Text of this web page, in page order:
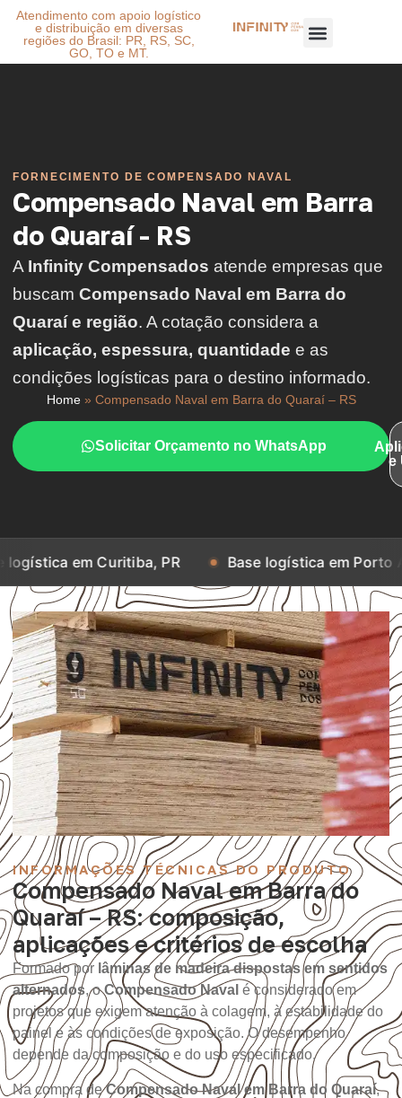
Atendimento com apoio logístico
e distribuição em diversas
regiões do Brasil: PR, RS, SC,
GO, TO e MT.
FORNECIMENTO DE COMPENSADO NAVAL
Compensado Naval em Barra
do Quaraí - RS
A Infinity Compensados atende empresas que
buscam Compensado Naval em Barra do
Quaraí e região. A cotação considera a
aplicação, espessura, quantidade e as
condições logísticas para o destino informado.
Home» Compensado Naval em Barra do Quaraí – RS
Solicitar Orçamento no WhatsApp
e
Curitiba, PR Base logística em Porto Alegre, RS
INFORMAÇÕES TÉCNICAS DO PRODUTO
Compensado Naval em Barra do
Quaraí – RS: composição,
aplicações e critérios de escolha
Formado por lâminas de madeira dispostas em sentidos
alternados, oCompensado Naval é considerado em
projetos que exigem atenção à colagem, à estabilidade do
painel e às condições de exposição. O desempenho
depende da composição e do uso especificado.
Na compra deCompensado Naval em Barra do Quaraí,